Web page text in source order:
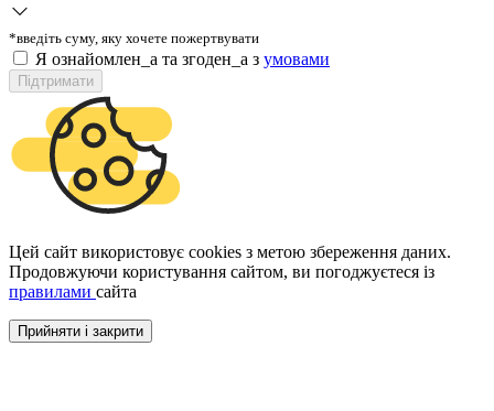
*введіть суму, яку хочете пожертвувати
Я ознайомлен_а та згоден_а з умовами
Підтримати
Цей сайт використовує cookies з метою збереження даних.
Продовжуючи користування сайтом, ви погоджуєтеся із
правилами сайта
Прийняти і закрити